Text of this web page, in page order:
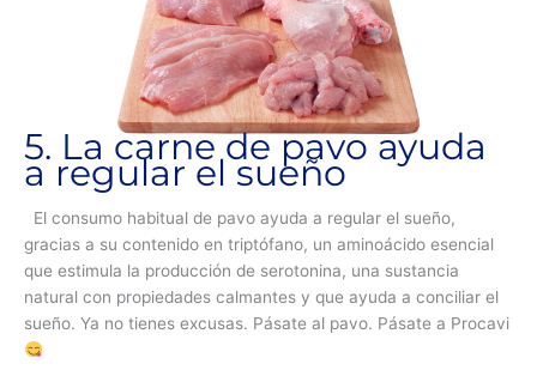
5. La carne de pavo ayuda
a regular el sueño
El consumo habitual de pavo ayuda a regular el sueño,
gracias a su contenido en triptófano, un aminoácido esencial
que estimula la producción de serotonina, una sustancia
natural con propiedades calmantes y que ayuda a conciliar el
sueño. Ya no tienes excusas. Pásate al pavo. Pásate a Procavi